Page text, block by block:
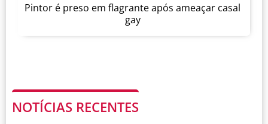
Pintor é preso em flagrante após ameaçar casal
gay
NOTÍCIAS RECENTES